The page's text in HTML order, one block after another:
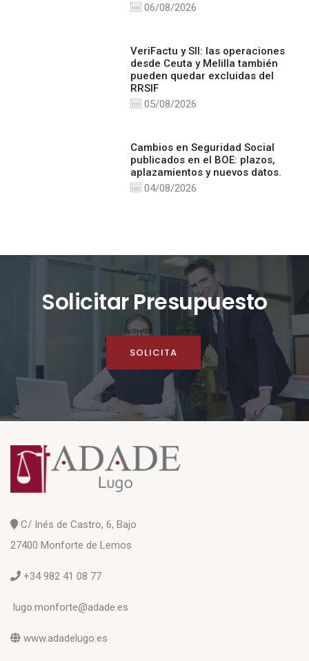
06/08/2026
VeriFactu y SII: las operaciones
desde Ceuta y Melilla también
pueden quedar excluidas del
RRSIF
05/08/2026
Cambios en Seguridad Social
publicados en el BOE: plazos,
aplazamientos y nuevos datos.
04/08/2026
Solicitar Presupuesto
SOLICITA
C/ Inés de Castro, 6, Bajo
27400 Monforte de Lemos
+34 982 41 08 77
lugo.monforte@adade.es
www.adadelugo.es